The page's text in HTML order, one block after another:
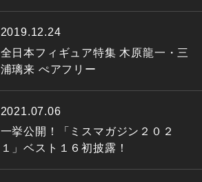
2019.12.24
全日本フィギュア特集 木原龍一・三
浦璃来 ぺアフリー
2021.07.06
一挙公開！「ミスマガジン２０２
１」ベスト１６初披露！